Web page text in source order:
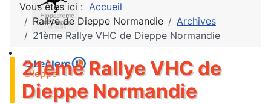
Vous êtes ici : Accueil
Rallye de Dieppe Normandie
Archives
21ème Rallye VHC de Dieppe Normandie
21ème Rallye VHC de
Dieppe Normandie